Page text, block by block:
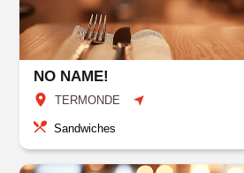
NO NAME!
TERMONDE
Sandwiches